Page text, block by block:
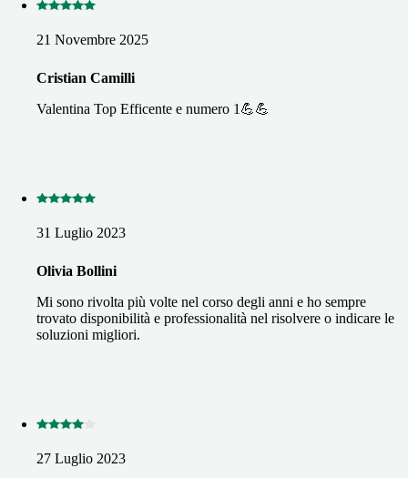
21 Novembre 2025
Cristian Camilli
Valentina Top Efficente e numero 1💪💪
31 Luglio 2023
Olivia Bollini
Mi sono rivolta più volte nel corso degli anni e ho sempre
trovato disponibilità e professionalità nel risolvere o indicare le
soluzioni migliori.
27 Luglio 2023